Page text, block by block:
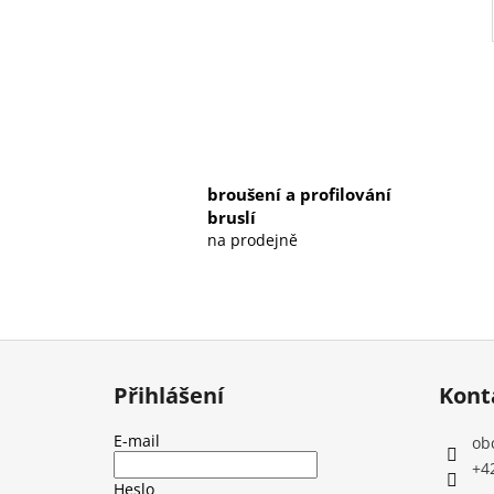
broušení a profilování
bruslí
na prodejně
Z
Přihlášení
E-mail
Heslo